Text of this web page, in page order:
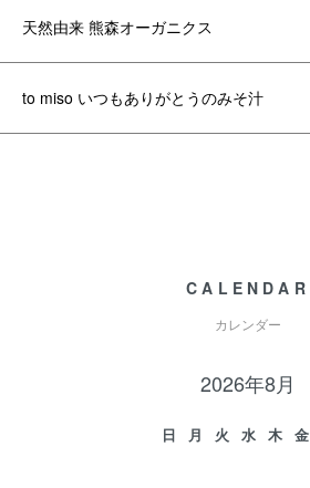
天然由来 熊森オーガニクス
to miso いつもありがとうのみそ汁
CALENDAR
カレンダー
2026年8月
日 月 火 水 木 金